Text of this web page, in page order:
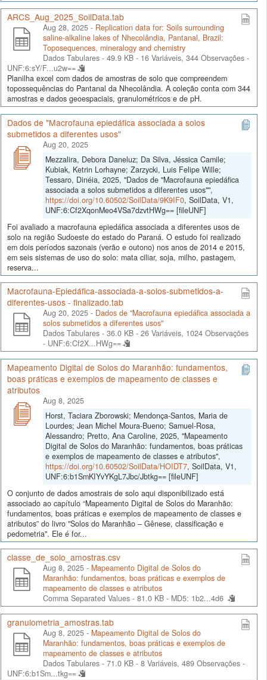
ARCS_Aug_2025_SoilData.tab
Aug 28, 2025 - Replication data for: Soils surrounding
saline-alkaline lakes of Nhecolândia, Pantanal, Brazil:
Toposequences, mineralogy and chemistry
Dados Tabulares - 49.9 KB - 16 Variáveis, 344 Observações -
UNF:6:sY/F...u2w==
Planilha excel com dados de amostras de solo que compreendem
topossequências do Pantanal da Nhecolândia. A coleção conta com 344
amostras e dados geoespaciais, granulométricos e de pH.
Dados de "Macrofauna epiedáfica associada a solos
submetidos a diferentes usos"
Aug 20, 2025
Mezzalira, Debora Daneluz; Da Silva, Jéssica Camile;
Kubiak, Ketrin Lorhayne; Zarzycki, Luis Felipe Wille;
Tessaro, Dinéia, 2025, "Dados de "Macrofauna epiedáfica
associada a solos submetidos a diferentes usos"",
https://doi.org/10.60502/SoilData/9K9IF0, SoilData, V1,
UNF:6:Cf2XqonMeo4VSa7dzvtHWg== [fileUNF]
Foi avaliado a macrofauna epiedáfica associada a diferentes usos de
solo na região Sudoeste do estado do Paraná. O estudo foi realizado
em dois períodos sazonais (verão e outono) nos anos de 2014 e 2015,
em seis sistemas de uso do solo: mata ciliar, soja, milho, pastagem,
reserva...
Macrofauna-Epiedáfica-associada-a-solos-submetidos-a-
diferentes-usos - finalizado.tab
Aug 20, 2025 - Dados de "Macrofauna epiedáfica associada a
solos submetidos a diferentes usos"
Dados Tabulares - 36.0 KB - 26 Variáveis, 1024 Observações
- UNF:6:Cf2X...HWg==
Mapeamento Digital de Solos do Maranhão: fundamentos,
boas práticas e exemplos de mapeamento de classes e
atributos
Aug 8, 2025
Horst, Taciara Zborowski; Mendonça-Santos, Maria de
Lourdes; Jean Michel Moura-Bueno; Samuel-Rosa,
Alessandro; Pretto, Ana Caroline, 2025, "Mapeamento
Digital de Solos do Maranhão: fundamentos, boas práticas
e exemplos de mapeamento de classes e atributos",
https://doi.org/10.60502/SoilData/HOIDT7, SoilData, V1,
UNF:6:b1SmKIYvYKgL7Jbc/Jbtkg== [fileUNF]
O conjunto de dados amostrais de solo aqui disponibilizado está
associado ao capítulo “Mapeamento Digital de Solos do Maranhão:
fundamentos, boas práticas e exemplos de mapeamento de classes e
atributos” do livro "Solos do Maranhão – Gênese, classificação e
pedometria". Ele é for...
classe_de_solo_amostras.csv
Aug 8, 2025 - Mapeamento Digital de Solos do
Maranhão: fundamentos, boas práticas e exemplos de
mapeamento de classes e atributos
Comma Separated Values - 81.0 KB - MD5: 1b2...4d6
granulometria_amostras.tab
Aug 8, 2025 - Mapeamento Digital de Solos do
Maranhão: fundamentos, boas práticas e exemplos de
mapeamento de classes e atributos
Dados Tabulares - 71.0 KB - 8 Variáveis, 489 Observações -
UNF:6:b1Sm...tkg==